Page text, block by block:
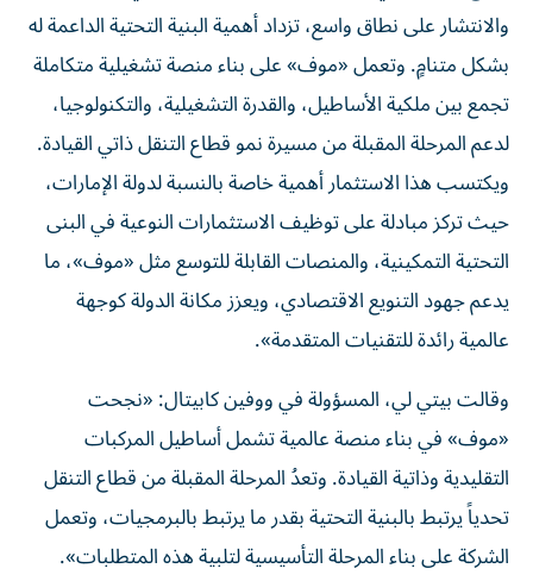
والانتشار على نطاق واسع، تزداد أهمية البنية التحتية الداعمة له
بشكل متنامٍ. وتعمل «موف» على بناء منصة تشغيلية متكاملة
تجمع بين ملكية الأساطيل، والقدرة التشغيلية، والتكنولوجيا،
لدعم المرحلة المقبلة من مسيرة نمو قطاع التنقل ذاتي القيادة.
ويكتسب هذا الاستثمار أهمية خاصة بالنسبة لدولة الإمارات،
حيث تركز مبادلة على توظيف الاستثمارات النوعية في البنى
التحتية التمكينية، والمنصات القابلة للتوسع مثل «موف»، ما
يدعم جهود التنويع الاقتصادي، ويعزز مكانة الدولة كوجهة
عالمية رائدة للتقنيات المتقدمة».
وقالت بيتي لي، المسؤولة في ووفين كابيتال: «نجحت
«موف» في بناء منصة عالمية تشمل أساطيل المركبات
التقليدية وذاتية القيادة. وتعدُ المرحلة المقبلة من قطاع التنقل
تحدياً يرتبط بالبنية التحتية بقدر ما يرتبط بالبرمجيات، وتعمل
الشركة على بناء المرحلة التأسيسية لتلبية هذه المتطلبات».